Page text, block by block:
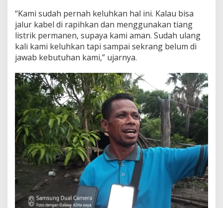
“Kami sudah pernah keluhkan hal ini. Kalau bisa
jalur kabel di rapihkan dan menggunakan tiang
listrik permanen, supaya kami aman. Sudah ulang
kali kami keluhkan tapi sampai sekrang belum di
jawab kebutuhan kami,” ujarnya.